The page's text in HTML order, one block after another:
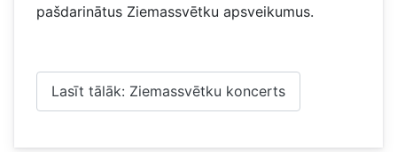
pašdarinātus Ziemassvētku apsveikumus.
Lasīt tālāk: Ziemassvētku koncerts